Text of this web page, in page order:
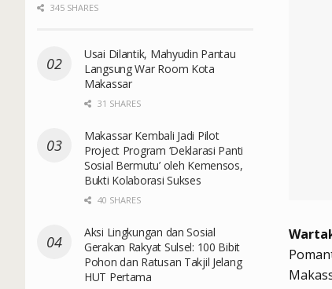
345 SHARES
Usai Dilantik, Mahyudin Pantau
Langsung War Room Kota
Makassar
31 SHARES
Makassar Kembali Jadi Pilot
Project Program ‘Deklarasi Panti
Sosial Bermutu’ oleh Kemensos,
Bukti Kolaborasi Sukses
40 SHARES
Aksi Lingkungan dan Sosial
Gerakan Rakyat Sulsel: 100 Bibit
Pohon dan Ratusan Takjil Jelang
HUT Pertama